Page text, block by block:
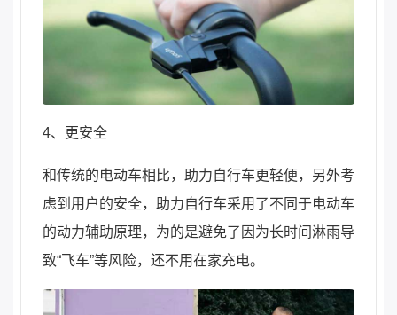
4、更安全
和传统的电动车相比，助力自行车更轻便，另外考
虑到用户的安全，助力自行车采用了不同于电动车
的动力辅助原理，为的是避免了因为长时间淋雨导
致“飞车”等风险，还不用在家充电。